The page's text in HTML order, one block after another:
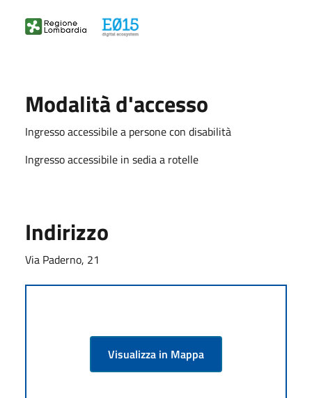
Modalità d'accesso
Ingresso accessibile a persone con disabilità
Ingresso accessibile in sedia a rotelle
Indirizzo
Via Paderno, 21
Visualizza in Mappa